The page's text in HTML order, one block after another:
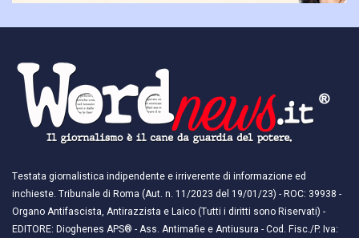
Testata giornalistica indipendente e irriverente di informazione ed
inchieste. Tribunale di Roma (Aut. n. 11/2023 del 19/01/23) - ROC: 39938 -
Organo Antifascista, Antirazzista e Laico (Tutti i diritti sono Riservati) -
EDITORE: Dioghenes APS® - Ass. Antimafie e Antiusura - Cod. Fisc./P. Iva: